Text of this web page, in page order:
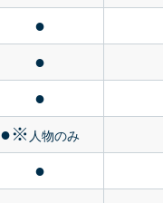
●
●
●
●※ 人物のみ
●